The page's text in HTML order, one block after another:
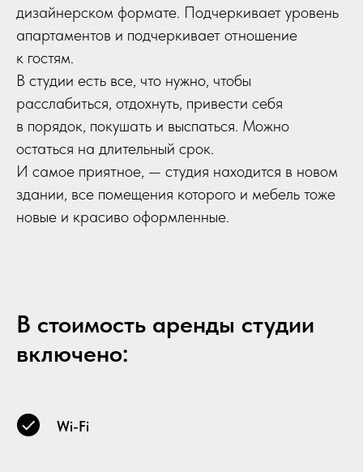
дизайнерском формате. Подчеркивает уровень
апартаментов и подчеркивает отношение
к гостям.
В студии есть все, что нужно, чтобы
расслабиться, отдохнуть, привести себя
в порядок, покушать и выспаться. Можно
остаться на длительный срок.
И самое приятное, — студия находится в новом
здании, все помещения которого и мебель тоже
новые и красиво оформленные.
В стоимость аренды студии
включено:
Wi-Fi